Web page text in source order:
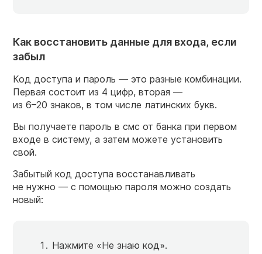
Как восстановить данные для входа, если
забыл
Код доступа и пароль — это разные комбинации.
Первая состоит из 4 цифр, вторая —
из 6–20 знаков, в том числе латинских букв.
Вы получаете пароль в смс от банка при первом
входе в систему, а затем можете установить
свой.
Забытый код доступа восстанавливать
не нужно — с помощью пароля можно создать
новый:
Нажмите «Не знаю код».